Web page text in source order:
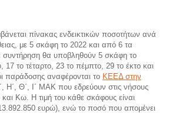
πίνακας ενδεικτικών ποσοτήτων ανά
με 5 σκάφη το 2022 και από 6 τα
συντήρηση θα υποβληθούν 5 σκάφη το
17 το τέταρτο, 23 το πέμπτο, 29 το έκτο και
παράδοσης αναφέρονται το ΚΕΕΔ στην
Η΄, Θ΄, Ι΄ ΜΑΚ που εδρεύουν στις νήσους
Κω. Η τιμή του κάθε σκάφους είναι
ευρώ), ενώ το ποσό που απομένει